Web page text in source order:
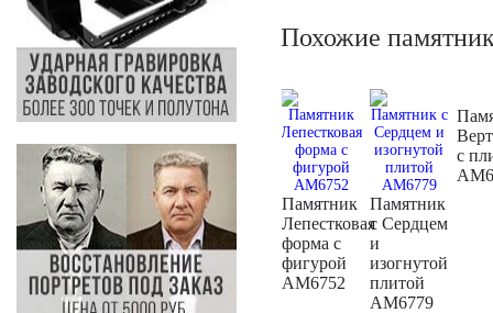
Похожие
Памятник
Лепестковая
форма с
фигурой
AM6752
Памятник
с Сердцем
и
изогнутой
плитой
AM6779
с